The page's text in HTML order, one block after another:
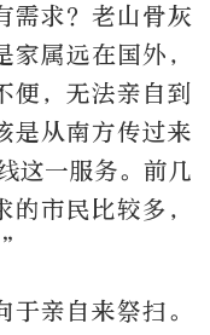
需求？老山骨灰
属远在国外，
便，无法亲自到
是从南方传过来
这一服务。前几
市民比较多，
亲自来祭扫。